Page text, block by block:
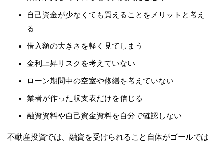
自己資金が少なくても買えることをメリットと考え
る
借入額の大きさを軽く見てしまう
金利上昇リスクを考えていない
ローン期間中の空室や修繕を考えていない
業者が作った収支表だけを信じる
融資資料や自己資金資料を自分で確認しない
不動産投資では、融資を受けられること自体がゴールでは